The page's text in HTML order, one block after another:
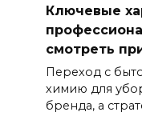
Ключевые
смотреть
Переход с
химию для
бренда, а